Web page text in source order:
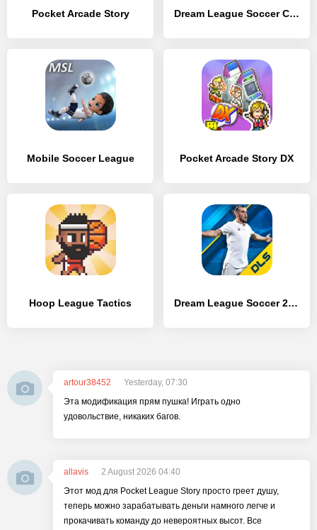
Pocket Arcade Story Dream League Soccer Classic
Mobile Soccer League Pocket Arcade Story DX
Hoop League Tactics Dream League Soccer 2019
artour38452
Yesterday, 07:30
Эта модификация прям пушка! Играть одно
удовольствие, никаких багов.
allavis
2 August 2026 04:40
Этот мод для Pocket League Story просто греет душу,
теперь можно зарабатывать деньги намного легче и
прокачивать команду до невероятных высот. Все